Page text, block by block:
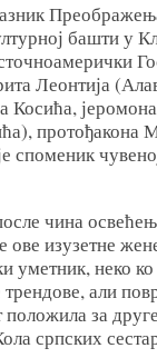
башти у
Леонтија
Косића,
споменик
чина
ове изузетне
уметник, неко
али
положила за
српских